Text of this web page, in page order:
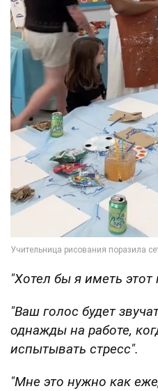
"Хотел бы я иметь этот
"Ваш голос будет
однажды на работе,
испытывать стресс".
"Мне это нужно как